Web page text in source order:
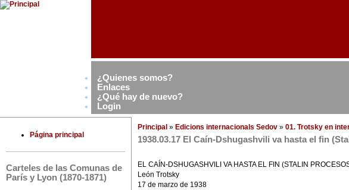
¿Quienes somos?
Enlaces
¿Qué hay de nuevo?
Login
Página principal
Carteles de las Comunas de
París y Lyon (1870-1871)
Principal » Edicions internacionals Sedov » 01. Trotsky en
1938.03.17 El Caín-Dshugashvili va hasta el fin
EL CAÍN-DSHUGASHVILI VA HASTA EL FIN (STALIN
León Trotsky
17 de marzo de 1938